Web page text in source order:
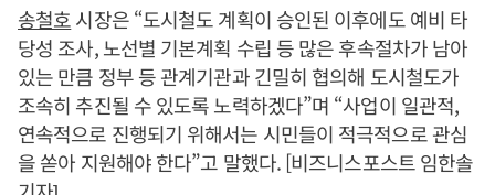
송철호시장은 “도시철도 계획이 승인된 이후에도 예비 타
당성 조사, 노선별 기본계획 수립 등 많은 후속절차가 남아
있는 만큼 정부 등 관계기관과 긴밀히 협의해 도시철도가
조속히 추진될 수 있도록 노력하겠다”며 “사업이 일관적,
연속적으로 진행되기 위해서는 시민들이 적극적으로 관심
을 쏟아 지원해야 한다”고 말했다. [비즈니스포스트 임한솔